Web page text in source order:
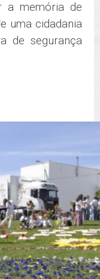
a memória de
uma cidadania
de segurança